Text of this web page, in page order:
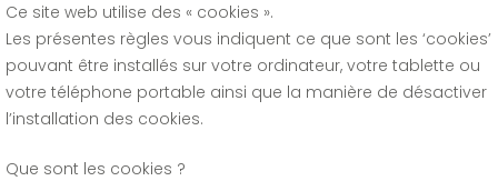
Ce site web utilise des « cookies ».
Les présentes règles vous indiquent ce que sont les ‘cookies’
pouvant être installés sur votre ordinateur, votre tablette ou
votre téléphone portable ainsi que la manière de désactiver
l’installation des cookies.
Que sont les cookies ?